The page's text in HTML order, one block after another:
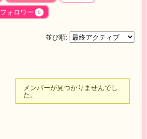
フォロワー 0
並び順:
メンバーが見つかりませんでし
た。